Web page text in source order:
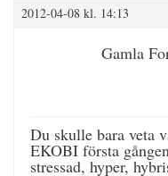
2012-04-08 kl. 14:13
Gamla
Du skulle bara veta
EKOBI första
stressad, hyper,